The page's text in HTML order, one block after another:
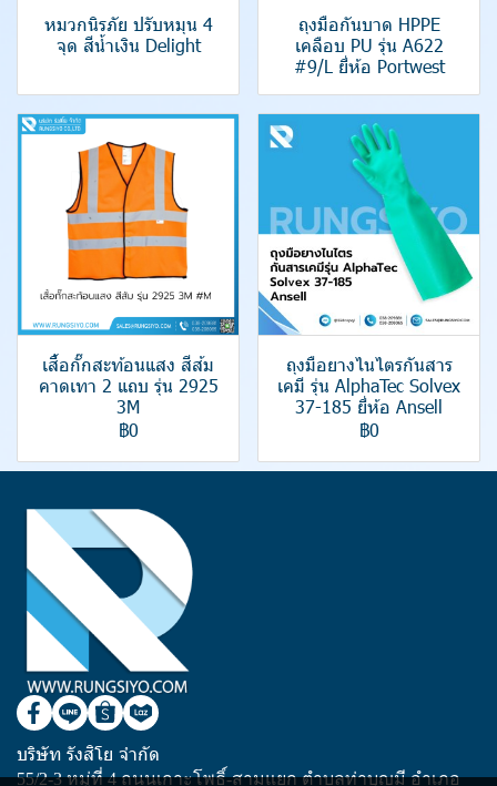
หมวกนิรภัย ปรับหมุน 4
จุด สีน้ำเงิน Delight
ถุงมือกันบาด HPPE
เคลือบ PU รุ่น A622
#9/L ยี่ห้อ Portwest
เสื้อกั๊กสะท้อนแสง สีส้ม
คาดเทา 2 แถบ รุ่น 2925
3M
฿0
ถุงมือยางไนไตรกันสาร
เคมี รุ่น AlphaTec Solvex
37-185 ยี่ห้อ Ansell
฿0
บริษัท รังสิโย จำกัด
55/2-3 หมู่ที่ 4 ถนนเกาะโพธิ์-สามแยก ตำบลท่าบุญมี อำเภอ